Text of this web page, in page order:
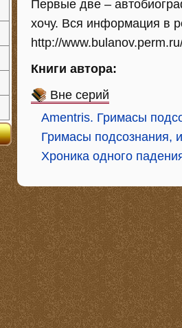
Первые две –
хочу. Вся информация в
http://
Книги автора:
Вне серий
Amentris. Гримасы
Гримасы подсознания,
Хроника одного